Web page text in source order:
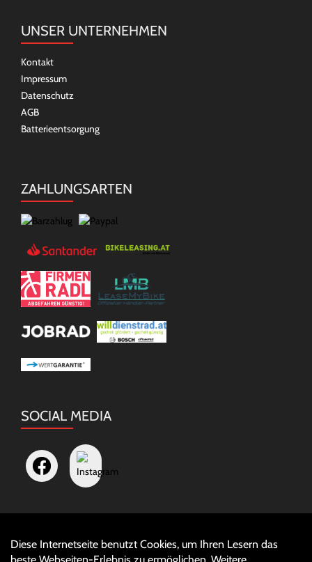
UNSER UNTERNEHMEN
Kontakt
Impressum
Datenschutz
AGB
Batterieentsorgung
ZAHLUNGSARTEN
SOCIAL MEDIA
Diese Internetseite benutzt Cookies, um Ihren Lesern das
Auftrag widerrufen